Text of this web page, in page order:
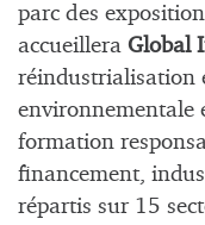
parc des
accueillera Global
réindustrialisation
environnementale
formation
financement,
répartis sur 15